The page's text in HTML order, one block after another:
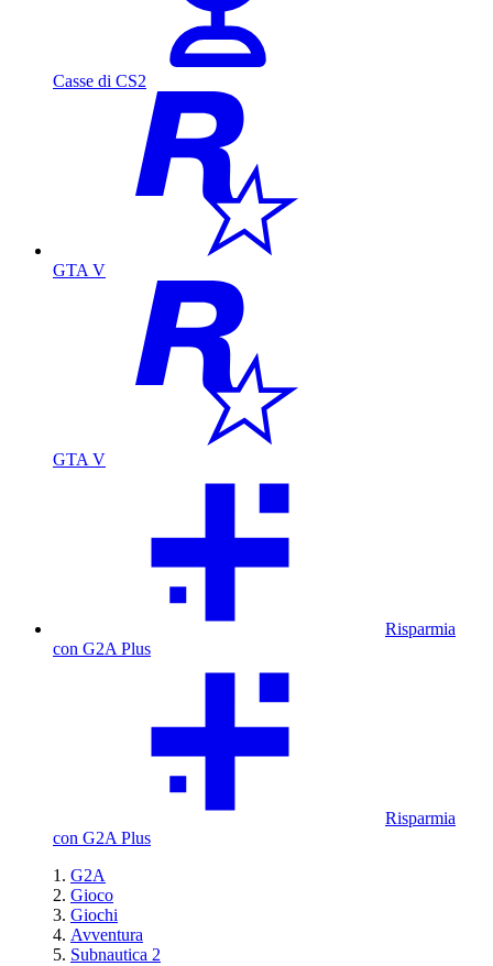
Casse di CS2
GTA V
GTA V
Risparmia
con G2A Plus
Risparmia
con G2A Plus
G2A
Gioco
Giochi
Avventura
Subnautica 2